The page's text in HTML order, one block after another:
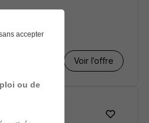
Voir l’offre
F
accepter
ou de